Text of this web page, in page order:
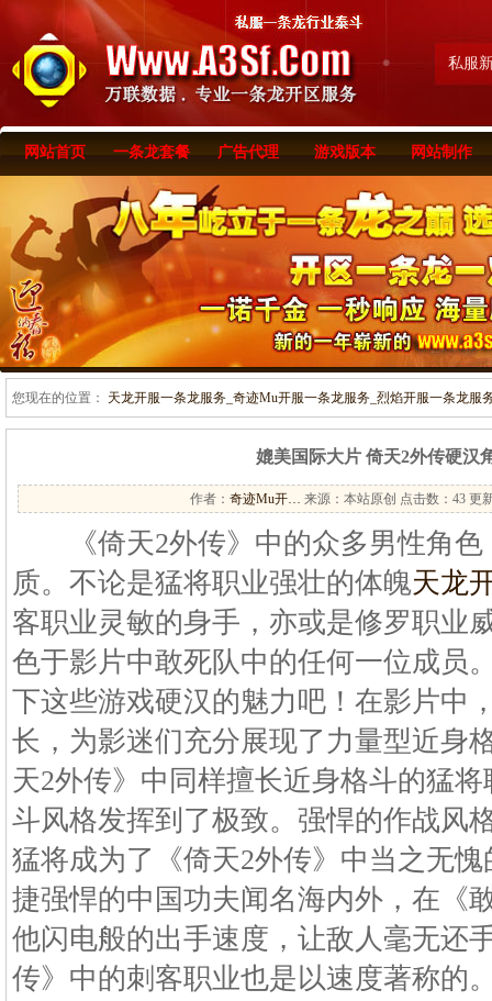
私服
网站首页 一条龙套餐 广告代理 游戏版本 网站制作
您现在的位置： 天龙开服一条龙服务_奇迹Mu开服一条龙服务_烈焰开服一条龙服
媲美国际大片 倚天2外传硬汉
作者： 奇迹Mu开… 来源：本站原创 点击数： 43 更
《倚天2外传》中的众多男性角色
质。不论是猛将职业强壮的体魄天龙
客职业灵敏的身手，亦或是修罗职业
色于影片中敢死队中的任何一位成员
下这些游戏硬汉的魅力吧！在影片中
长，为影迷们充分展现了力量型近身
天2外传》中同样擅长近身格斗的猛
斗风格发挥到了极致。强悍的作战风
猛将成为了《倚天2外传》中当之无
捷强悍的中国功夫闻名海内外，在《
他闪电般的出手速度，让敌人毫无还
传》中的刺客职业也是以速度著称的